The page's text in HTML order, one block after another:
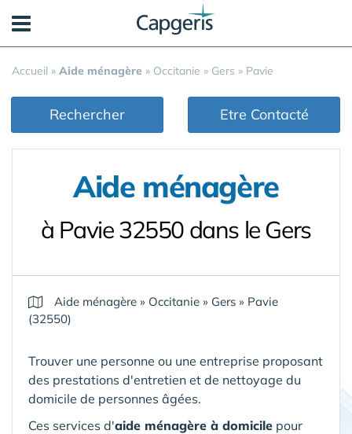
Accueil » Aide ménagère » Occitanie » Gers » Pavie
Rechercher Etre Contacté
Aide ménagère
à Pavie 32550 dans le Gers
Aide ménagère » Occitanie » Gers » Pavie
(32550)
Trouver une personne ou une entreprise proposant
des prestations d'entretien et de nettoyage du
domicile de personnes âgées.
Ces services d'aide ménagère à domicile pour